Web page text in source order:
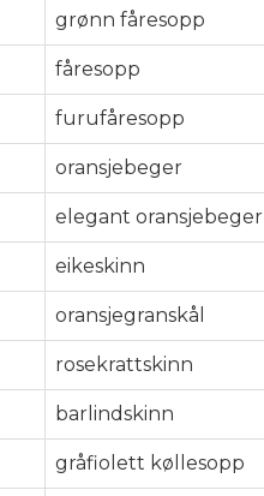
grønn fåresopp
fåresopp
furufåresopp
oransjebeger
elegant oransjebeger
eikeskinn
oransjegranskål
rosekrattskinn
barlindskinn
gråfiolett køllesopp